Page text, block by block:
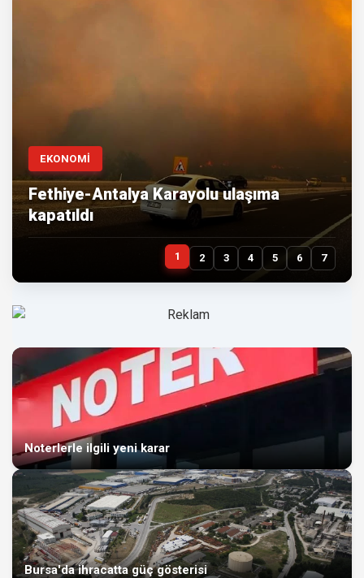
EKONOMİ
Fethiye-Antalya Karayolu ulaşıma
kapatıldı
1 2 3 4 5 6 7
Noterlerle ilgili yeni karar
Bursa'da ihracatta güç gösterisi